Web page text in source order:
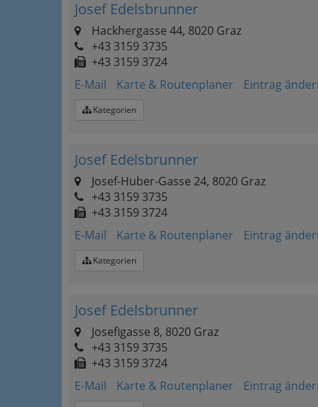
Josef Edelsbrunner
Hackhergasse 44, 8020 Graz
+43 3159 3735
+43 3159 3724
E-Mail
Karte & Routenplaner Eintrag
Kategorien
Josef Edelsbrunner
Josef-Huber-Gasse 24, 8020 Graz
+43 3159 3735
+43 3159 3724
E-Mail
Karte & Routenplaner Eintrag
Kategorien
Josef Edelsbrunner
Josefigasse 8, 8020 Graz
+43 3159 3735
+43 3159 3724
E-Mail
Karte & Routenplaner Eintrag